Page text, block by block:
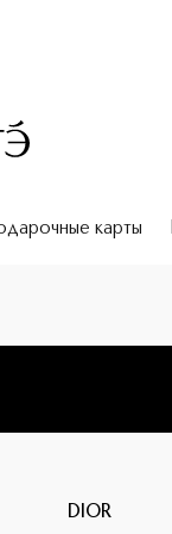
карты
DIOR